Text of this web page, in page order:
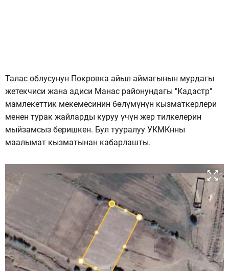
Талас облусунун Покровка айыл аймагынын мурдагы
жетекчиси жана адиси Манас районундагы "Кадастр"
мамлекеттик мекемесинин бөлүмүнүн кызматкерлери
менен турак жайларды куруу үчүн жер тилкелерин
мыйзамсыз беришкен. Бул тууралуу УКМКнны
маалымат кызматынан кабарлашты.